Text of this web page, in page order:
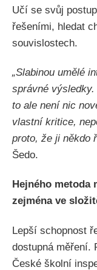
Učí se svůj
řešeními, hledat
souvislostech.
„Slabinou umělé
správné výsledky.
to ale není nic
vlastní kritice,
proto, že ji někdo
Šedo.
Hejného metoda
zejména ve
Lepší schopnost
dostupná měření.
České školní